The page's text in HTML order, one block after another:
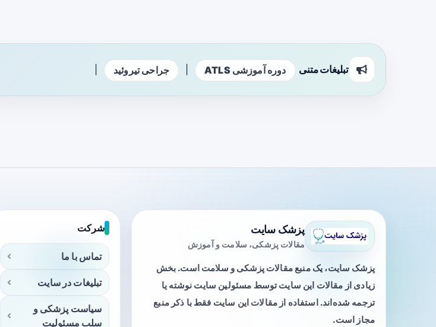
تبلیغات متنی دوره آموزشی ATLS جراحی تیروئید
پزشک سایت
مقالات پزشکی، سلامت و آموزش
پزشک سایت، یک منبع مقالات پزشکی و سلامت است. بخش
زیادی از مقالات این سایت توسط مسئولین سایت نوشته یا
ترجمه شده‌اند. استفاده از مقالات این سایت فقط با ذکر منبع
مجاز است.
شرکت
تماس با ما
تبلیغات در سایت
سیاست پزشکی و
سلب مسئولیت